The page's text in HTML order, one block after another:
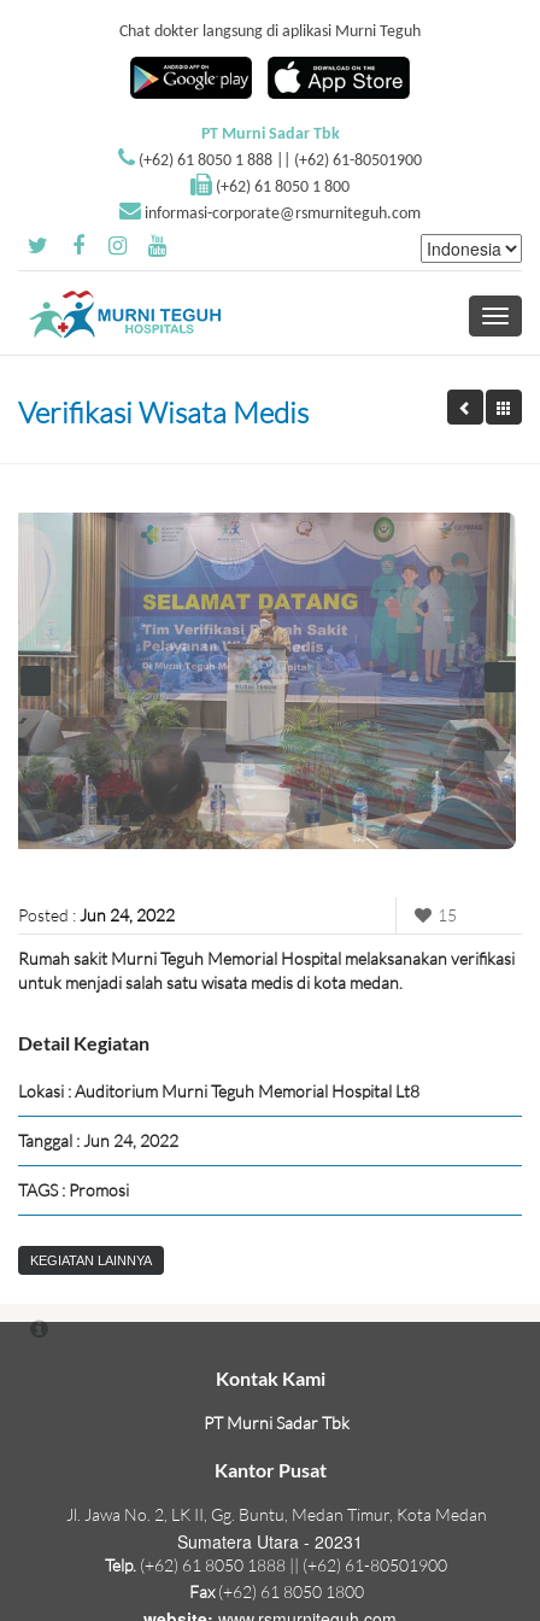
Chat dokter langsung di aplikasi Murni Teguh
PT Murni Sadar Tbk
(+62) 61 8050 1 888 || (+62) 61-80501900
(+62) 61 8050 1 800
informasi-corporate@rsmurniteguh.com
Toggle
Verifikasi Wisata Medis
Posted :Jun 24, 2022 15
Rumah sakit Murni Teguh Memorial Hospital melaksanakan verifikasi
untuk menjadi salah satu wisata medis di kota medan.
Detail Kegiatan
Lokasi : Auditorium Murni Teguh Memorial Hospital Lt8
Tanggal : Jun 24, 2022
TAGS : Promosi
KEGIATAN LAINNYA
Kontak Kami
PT Murni Sadar Tbk
Kantor Pusat
Jl. Jawa No. 2, LK II, Gg. Buntu, Medan Timur, Kota Medan
Sumatera Utara - 20231
Telp. (+62) 61 8050 1888 || (+62) 61-80501900
Fax(+62) 61 8050 1800